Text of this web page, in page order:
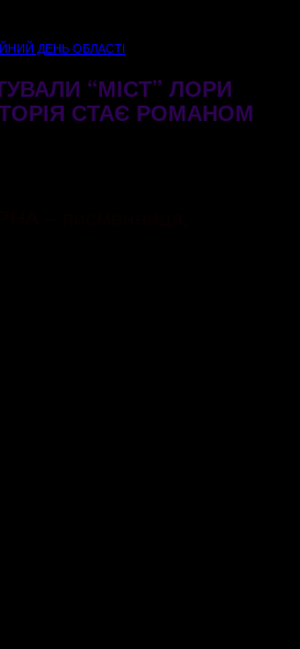
ДЕНЬ ОБЛАСТІ
“МІСТ” ЛОРИ
СТАЄ РОМАНОМ